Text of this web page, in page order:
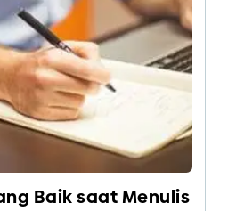
Baik saat Menulis